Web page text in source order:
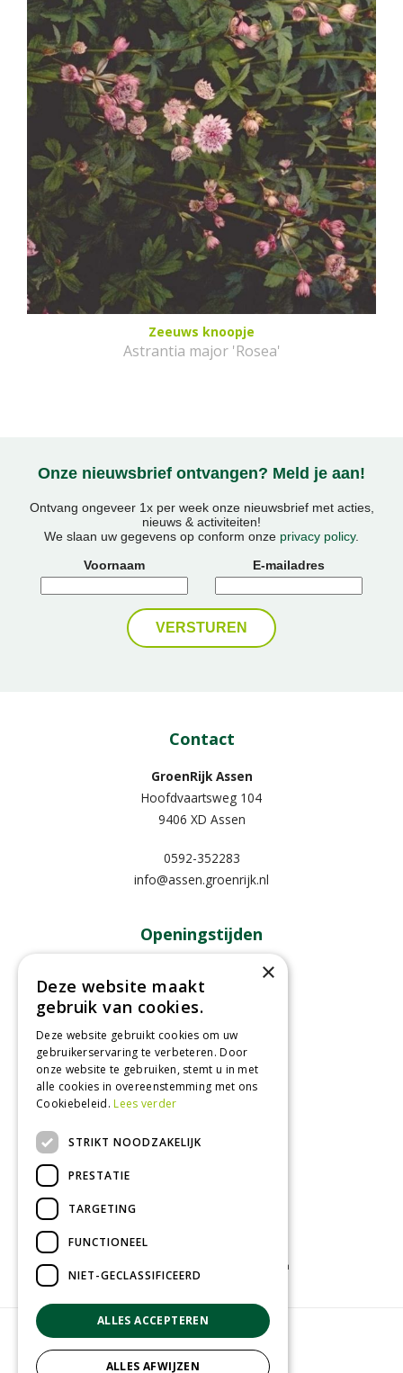
Zeeuws knoopje
Astrantia major 'Rosea'
Onze nieuwsbrief ontvangen? Meld je aan!
Ontvang ongeveer 1x per week onze nieuwsbrief met acties,
nieuws & activiteiten!
We slaan uw gegevens op conform onze privacy policy.
Voornaam
E-mailadres
Contact
GroenRijk Assen
Hoofdvaartsweg 104
9406 XD Assen
0592-352283
info@assen.groenrijk.nl
Openingstijden
09:00 - 18:00
Dinsdag
Woensdag
Donderdag
09:00 - 18:00
Vrijdag
09:00 - 18:00
Zaterdag
09:00 - 17:00
Toon alle openingstijden
Tuinplanten
© Groenrijk Assen
Green Solutions
×
Deze website maakt
gebruik van cookies.
Deze website gebruikt cookies om uw
gebruikerservaring te verbeteren. Door
onze website te gebruiken, stemt u in met
alle cookies in overeenstemming met ons
Cookiebeleid.Lees verder
STRIKT NOODZAKELIJK
PRESTATIE
TARGETING
FUNCTIONEEL
NIET-GECLASSIFICEERD
ALLES ACCEPTEREN
ALLES AFWIJZEN